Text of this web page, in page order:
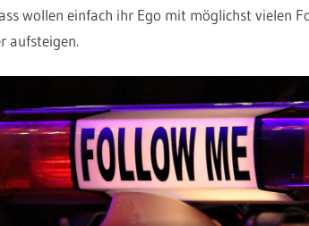
wollen einfach ihr Ego mit möglichst vielen
aufsteigen.